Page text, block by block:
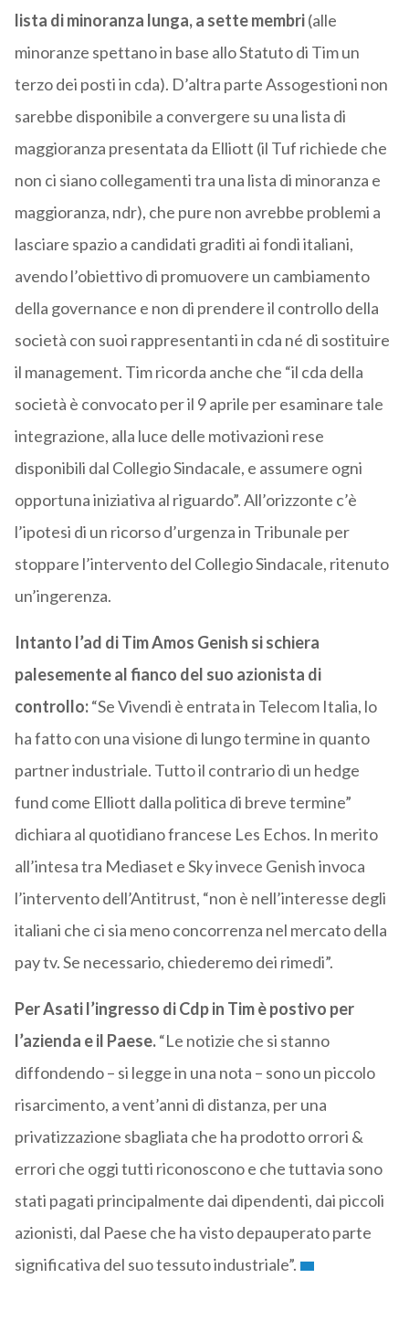
lista di minoranza lunga, a sette membri(alle
minoranze spettano in base allo Statuto di Tim un
terzo dei posti in cda). D’altra parte Assogestioni non
sarebbe disponibile a convergere su una lista di
maggioranza presentata da Elliott (il Tuf richiede che
non ci siano collegamenti tra una lista di minoranza e
maggioranza, ndr), che pure non avrebbe problemi a
lasciare spazio a candidati graditi ai fondi italiani,
avendo l’obiettivo di promuovere un cambiamento
della governance e non di prendere il controllo della
società con suoi rappresentanti in cda né di sostituire
il management. Tim ricorda anche che “il cda della
società è convocato per il 9 aprile per esaminare tale
integrazione, alla luce delle motivazioni rese
disponibili dal Collegio Sindacale, e assumere ogni
opportuna iniziativa al riguardo”. All’orizzonte c’è
l’ipotesi di un ricorso d’urgenza in Tribunale per
stoppare l’intervento del Collegio Sindacale, ritenuto
un’ingerenza.
Intanto l’ad di Tim Amos Genish si schiera
palesemente al fianco del suo azionista di
controllo:“Se Vivendi è entrata in Telecom Italia, lo
ha fatto con una visione di lungo termine in quanto
partner industriale. Tutto il contrario di un hedge
fund come Elliott dalla politica di breve termine”
dichiara al quotidiano francese Les Echos. In merito
all’intesa tra Mediaset e Sky invece Genish invoca
l’intervento dell’Antitrust, “non è nell’interesse degli
italiani che ci sia meno concorrenza nel mercato della
pay tv. Se necessario, chiederemo dei rimedi”.
Per Asati l’ingresso di Cdp in Tim è postivo per
l’azienda e il Paese.“Le notizie che si stanno
diffondendo – si legge in una nota – sono un piccolo
risarcimento, a vent’anni di distanza, per una
privatizzazione sbagliata che ha prodotto orrori &
errori che oggi tutti riconoscono e che tuttavia sono
stati pagati principalmente dai dipendenti, dai piccoli
azionisti, dal Paese che ha visto depauperato parte
significativa del suo tessuto industriale”.